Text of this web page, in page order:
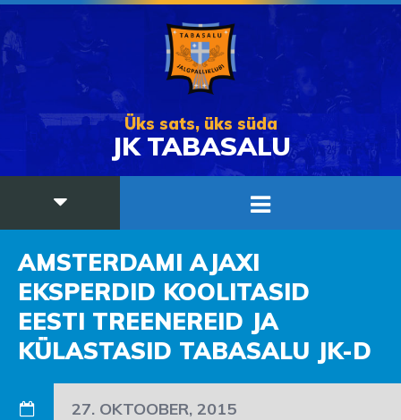
Üks sats, üks süda
JK TABASALU
AMSTERDAMI AJAXI
EKSPERDID KOOLITASID
EESTI TREENEREID JA
KÜLASTASID TABASALU JK-D
27. OKTOOBER, 2015